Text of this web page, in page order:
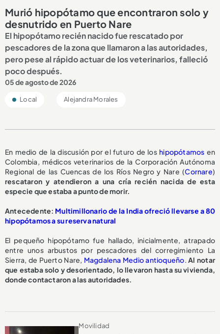
Murió hipopótamo que encontraron solo y
desnutrido en Puerto Nare
El hipopótamo recién nacido fue rescatado por
pescadores de la zona que llamaron a las autoridades,
pero pese al rápido actuar de los veterinarios, falleció
poco después.
05 de agosto de 2026
Local Alejandra Morales
En medio de la discusión por el futuro de los hipopótamos en
Colombia, médicos veterinarios de la Corporación Autónoma
Regional de las Cuencas de los Ríos Negro y Nare (Cornare)
rescataron y atendieron a una cría recién nacida de esta
especie que estaba a punto de morir.
Antecedente: Multimillonario de la India ofreció llevarse a 80
hipopótamos a su reserva natural
El pequeño hipopótamo fue hallado, inicialmente, atrapado
entre unos arbustos por pescadores del corregimiento La
Sierra, de Puerto Nare, Magdalena Medio antioqueño.Al notar
que estaba solo y desorientado, lo llevaron hasta su vivienda,
donde contactaron a las autoridades.
Movilidad